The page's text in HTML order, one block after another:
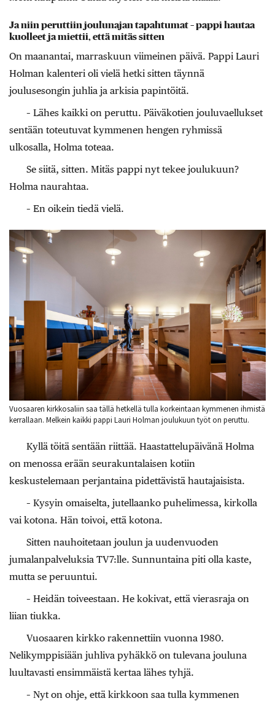
Ja niin peruttiin joulunajan tapahtumat – pappi hautaa
kuolleet ja miettii, että mitäs sitten
On maanantai, marraskuun viimeinen päivä. Pappi Lauri
Holman kalenteri oli vielä hetki sitten täynnä
joulusesongin juhlia ja arkisia papintöitä.
– Lähes kaikki on peruttu. Päiväkotien jouluvaellukset
sentään toteutuvat kymmenen hengen ryhmissä
ulkosalla, Holma toteaa.
Se siitä, sitten. Mitäs pappi nyt tekee joulukuun?
Holma naurahtaa.
– En oikein tiedä vielä.
Vuosaaren kirkkosaliin saa tällä hetkellä tulla korkeintaan kymmenen ihmistä
kerrallaan. Melkein kaikki pappi Lauri Holman joulukuun työt on peruttu.
Kyllä töitä sentään riittää. Haastattelupäivänä Holma
on menossa erään seurakuntalaisen kotiin
keskustelemaan perjantaina pidettävistä hautajaisista.
– Kysyin omaiselta, jutellaanko puhelimessa, kirkolla
vai kotona. Hän toivoi, että kotona.
Sitten nauhoitetaan joulun ja uudenvuoden
jumalanpalveluksia TV7:lle. Sunnuntaina piti olla kaste,
mutta se peruuntui.
– Heidän toiveestaan. He kokivat, että vierasraja on
liian tiukka.
Vuosaaren kirkko rakennettiin vuonna 1980.
Nelikymppisiään juhliva pyhäkkö on tulevana jouluna
luultavasti ensimmäistä kertaa lähes tyhjä.
– Nyt on ohje, että kirkkoon saa tulla kymmenen